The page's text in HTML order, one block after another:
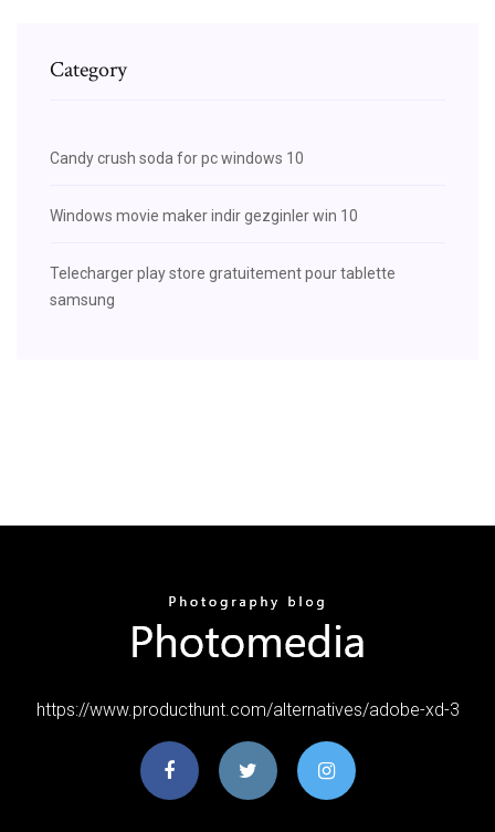
Category
Candy crush soda for pc windows 10
Windows movie maker indir gezginler win 10
Telecharger play store gratuitement pour tablette
samsung
https://www.producthunt.com/alternatives/adobe-xd-3